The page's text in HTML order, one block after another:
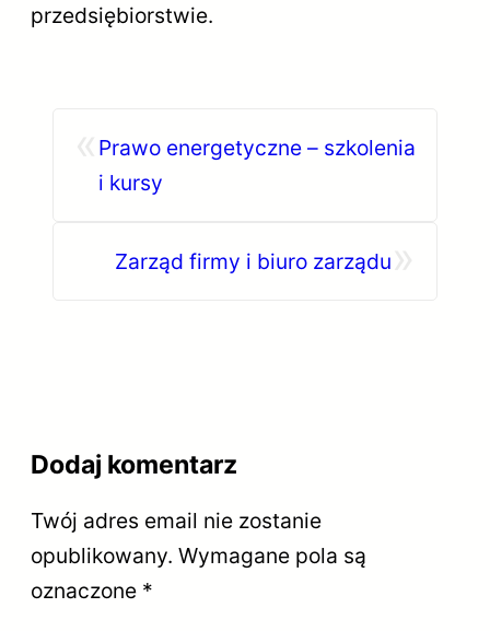
przedsiębiorstwie.
Prawo energetyczne – szkolenia
i kursy
Zarząd firmy i biuro zarządu
Dodaj komentarz
Twój adres email nie zostanie
opublikowany. Wymagane pola są
oznaczone *